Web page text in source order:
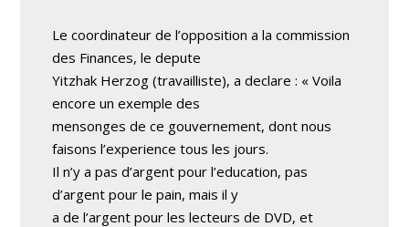
Le coordinateur de l’opposition a la commission
des Finances, le depute
Yitzhak Herzog (travailliste), a declare : « Voila
encore un exemple des
mensonges de ce gouvernement, dont nous
faisons l’experience tous les jours.
Il n’y a pas d’argent pour l’education, pas
d’argent pour le pain, mais il y
a de l’argent pour les lecteurs de DVD, et